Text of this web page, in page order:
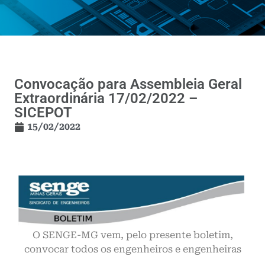
Convocação para Assembleia Geral
Extraordinária 17/02/2022 –
SICEPOT
15/02/2022
O SENGE-MG vem, pelo presente boletim,
convocar todos os engenheiros e engenheiras